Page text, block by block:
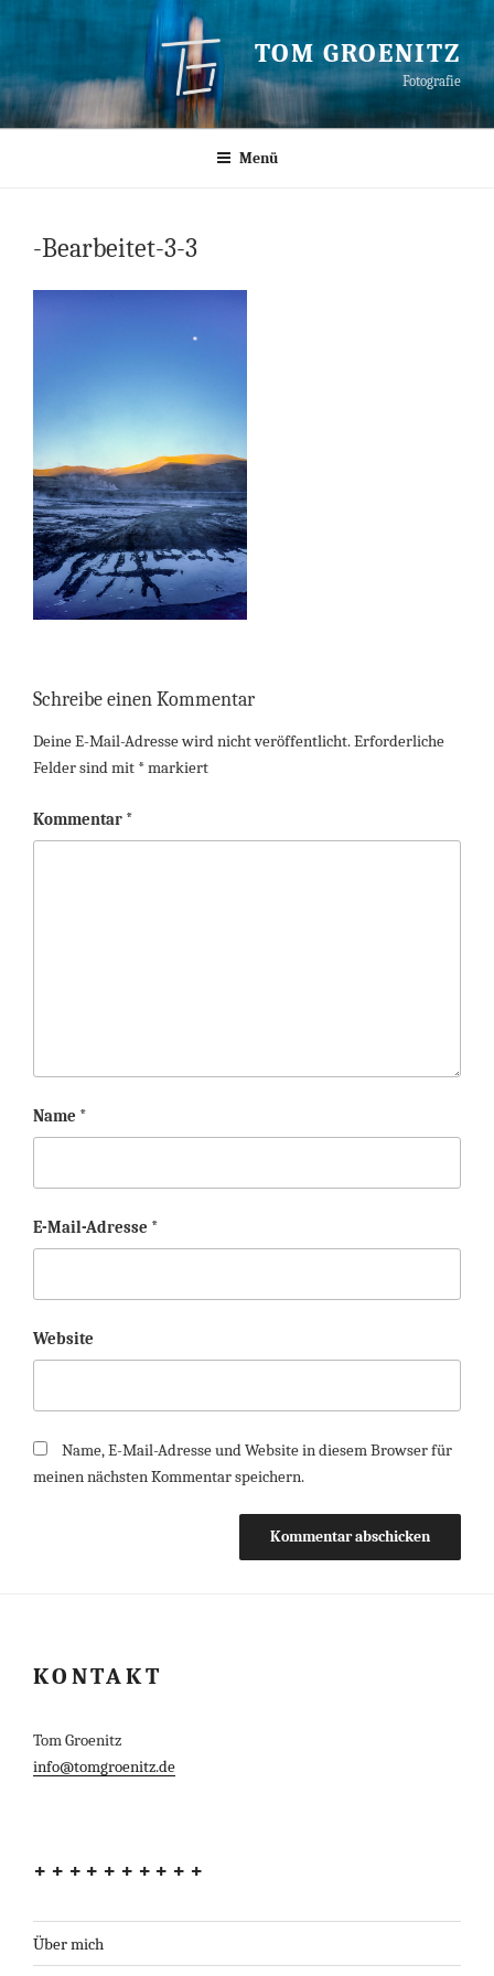
TOM GROENITZ
Fotografie
Menü
-Bearbeitet-3-3
Schreibe einen Kommentar
Deine E-Mail-Adresse wird nicht veröffentlicht.Erforderliche
Felder sind mit *markiert
Kommentar *
Name *
E-Mail-Adresse *
Website
Name, E-Mail-Adresse und Website in diesem Browser für
meinen nächsten Kommentar speichern.
KONTAKT
Tom Groenitz
info@tomgroenitz.de
++++++++++
Über mich